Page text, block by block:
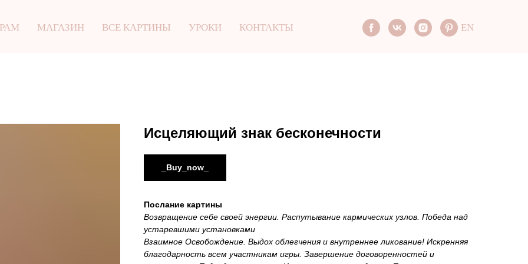
МАГАЗИН ВСЕ КАРТИНЫ УРОКИ КОНТАКТЫ EN
Исцеляющий знак бесконечности
_Buy_now_
Послание картины
Возвращение себе своей энергии. Распутывание кармических узлов. Победа над
устаревшими установками
Взаимное Освобождение. Выдох облегчения и внутреннее ликование! Искренняя
благодарность всем участникам игры. Завершение договоренностей и